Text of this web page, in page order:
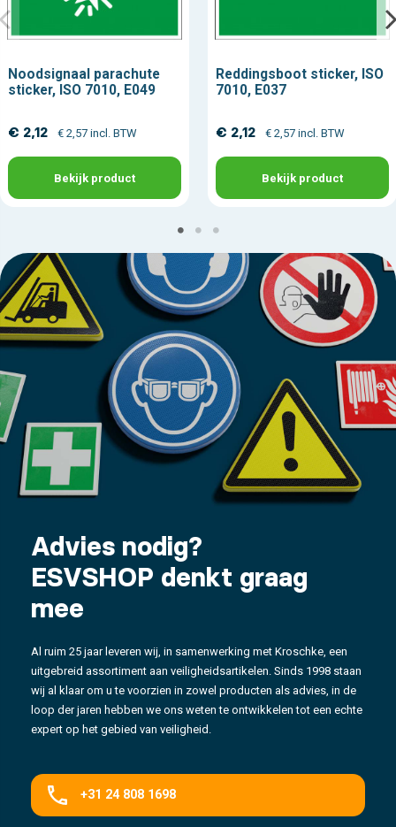
Noodsignaal parachute
sticker, ISO 7010, E049
€ 2,12 € 2,57 incl. BTW
Bekijk product
Reddingsboot sticker, ISO
7010, E037
€ 2,12 € 2,57 incl. BTW
Bekijk product
Advies nodig?
ESVSHOP denkt graag
mee
Al ruim 25 jaar leveren wij, in samenwerking met Kroschke, een
uitgebreid assortiment aan veiligheidsartikelen. Sinds 1998 staan
wij al klaar om u te voorzien in zowel producten als advies, in de
loop der jaren hebben we ons weten te ontwikkelen tot een echte
expert op het gebied van veiligheid.
+31 24 808 1698